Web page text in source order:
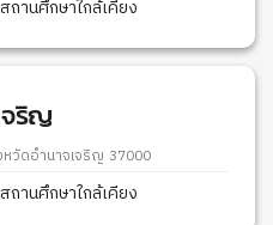
สถานศึกษาใกล้เคียง
จริญ
วัดอำนาจเจริญ 37000
สถานศึกษาใกล้เคียง